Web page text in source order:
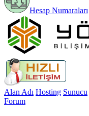
Hesap Numaraları
Alan Adı Hosting Sunucu
Forum